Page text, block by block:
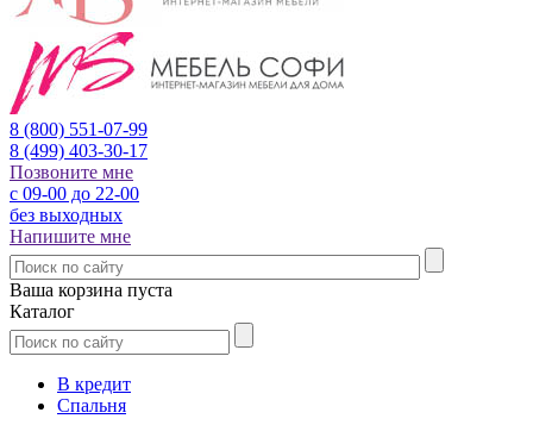
8 (800) 551-07-99
8 (499) 403-30-17
Позвоните мне
с 09-00 до 22-00
без выходных
Напишите мне
Ваша корзина пуста
Каталог
В кредит
Спальня